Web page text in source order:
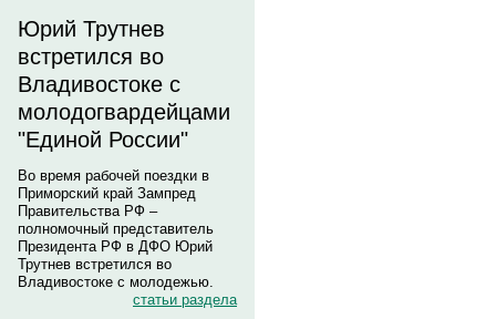
Юрий Трутнев
встретился во
Владивостоке с
молодогвардейцами
"Единой России"
Во время рабочей поездки в
Приморский край Зампред
Правительства РФ –
полномочный представитель
Президента РФ в ДФО Юрий
Трутнев встретился во
Владивостоке с молодежью.
статьи раздела